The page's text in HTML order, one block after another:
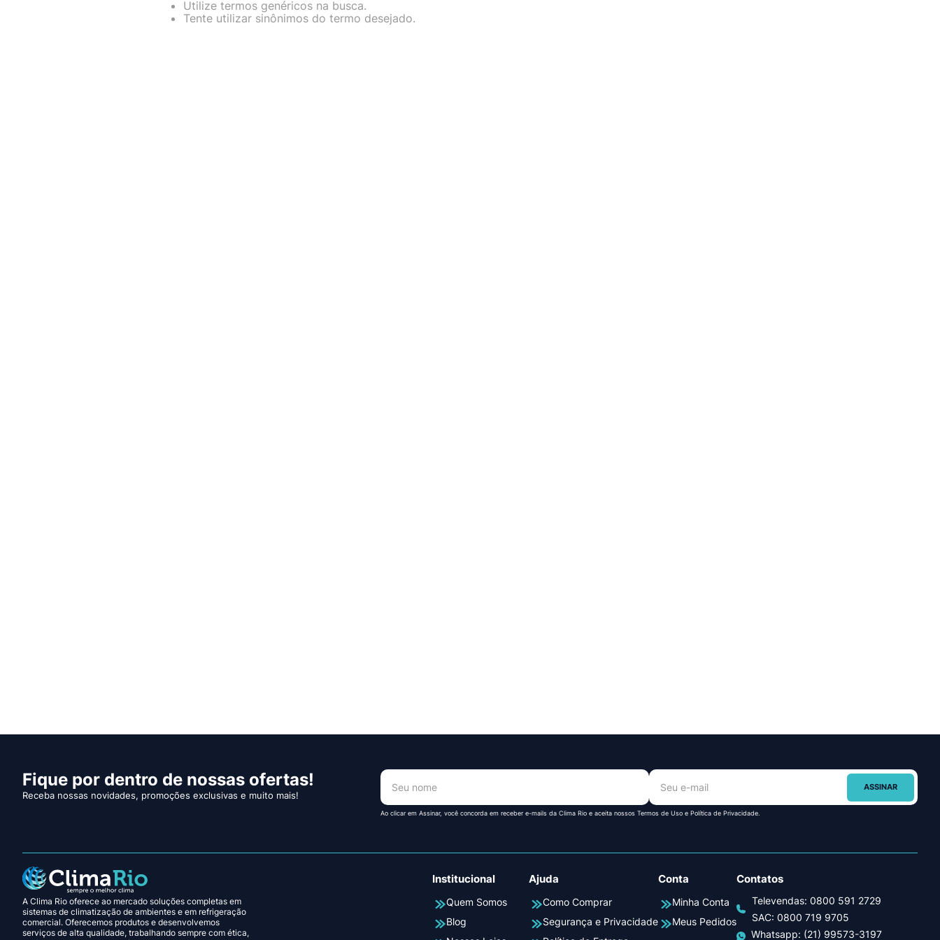
Utilize termos genéricos na busca.
Tente utilizar sinônimos do termo desejado.
Fique por dentro de nossas ofertas!
Receba nossas novidades, promoções exclusivas e muito mais!
ASSINAR
Ao clicar em Assinar, você concorda em receber e-mails da Clima Rio e aceita nossos Termos de Uso e Política de Privacidade.
A Clima Rio oferece ao mercado soluções completas em
sistemas de climatização de ambientes e em refrigeração
comercial. Oferecemos produtos e desenvolvemos
serviços de alta qualidade, trabalhando sempre com ética,
Institucional
Quem Somos
Blog
Ajuda
Como Comprar
Segurança e Privacidade
Conta
Minha Conta
Meus Pedidos
Contatos
Televendas: 0800 591 2729
SAC: 0800 719 9705
Whatsapp: (21) 99573-3197
10º fujitsu